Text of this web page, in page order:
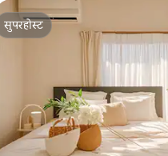
सुपरहोस्ट
सुपरहोस्ट